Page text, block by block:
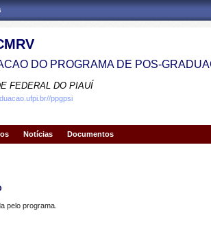
DO PROGRAMA DE POS-
FEDERAL DO PIAUÍ
ppgpsi
Notícias Documentos
pelo programa.